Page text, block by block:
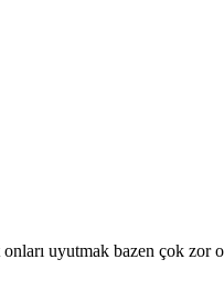
uyutmak bazen çok